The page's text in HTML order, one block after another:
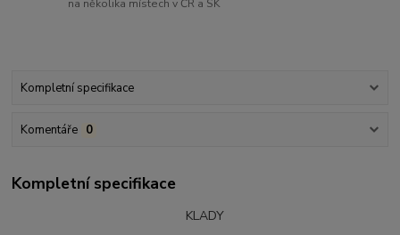
na několika místech v ČR a SK
Kompletní specifikace
Komentáře 0
Kompletní specifikace
KLADY